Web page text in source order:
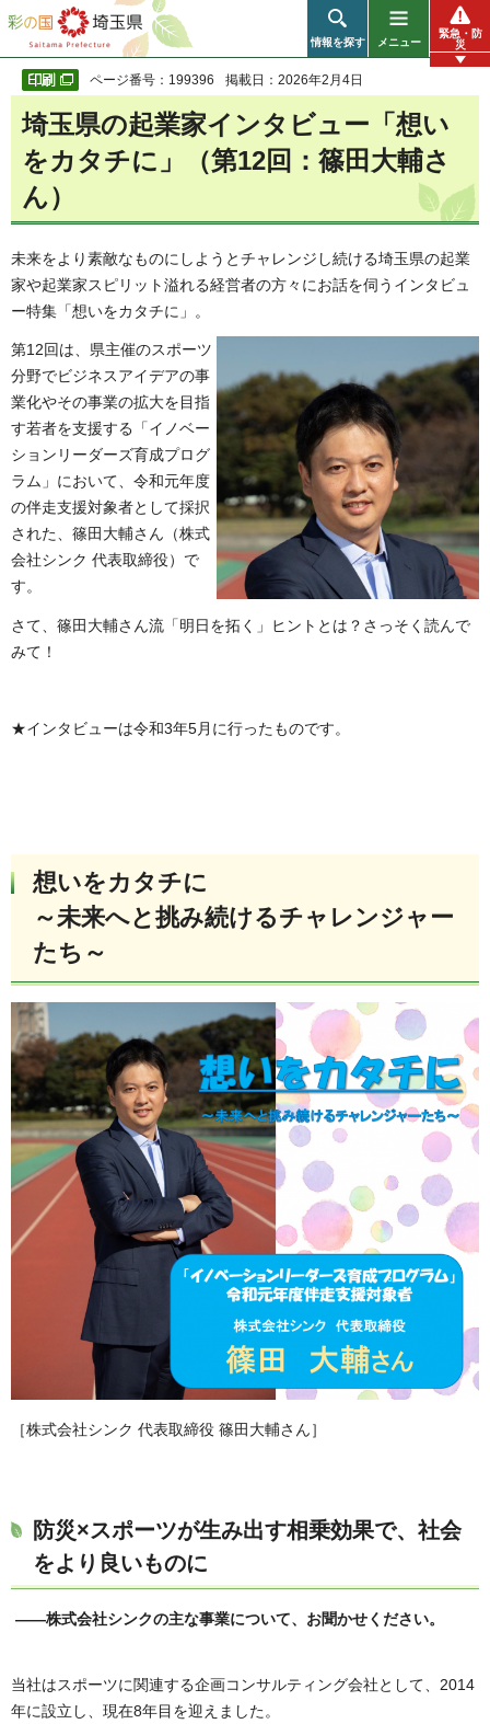
彩の国 埼玉県
情報を探す メニュー
緊急・防
災
ページ番号：199396 掲載日：2026年2月4日
埼玉県の起業家インタビュー「想い
をカタチに」（第12回：篠田大輔さ
ん）
未来をより素敵なものにしようとチャレンジし続ける埼玉県の起業
家や起業家スピリット溢れる経営者の方々にお話を伺うインタビュ
ー特集「想いをカタチに」。
第12回は、県主催のスポーツ
分野でビジネスアイデアの事
業化やその事業の拡大を目指
す若者を支援する「イノベー
ションリーダーズ育成プログ
ラム」において、令和元年度
の伴走支援対象者として採択
された、篠田大輔さん（株式
会社シンク 代表取締役）で
す。
さて、篠田大輔さん流「明日を拓く」ヒントとは？さっそく読んで
みて！
★インタビューは令和3年5月に行ったものです。
想いをカタチに
～未来へと挑み続けるチャレンジャー
たち～
［株式会社シンク 代表取締役 篠田大輔さん］
防災×スポーツが生み出す相乗効果で、社会
をより良いものに
――株式会社シンクの主な事業について、お聞かせください。
当社はスポーツに関連する企画コンサルティング会社として、2014
年に設立し、現在8年目を迎えました。